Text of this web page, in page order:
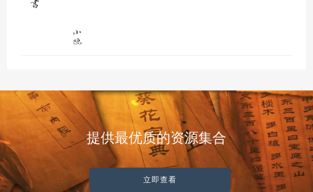
提供最优质的资源集合
立即查看